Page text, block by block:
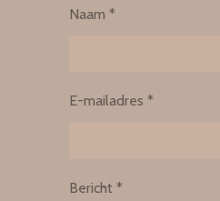
Naam *
E-mailadres *
Bericht *